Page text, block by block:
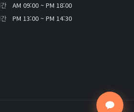
AM 09:00 ~ PM 18:00
PM 13:00 ~ PM 14:30